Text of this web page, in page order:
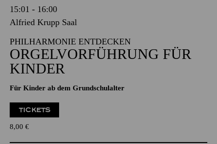
15:01 - 16:00
Alfried Krupp Saal
PHILHARMONIE ENTDECKEN
ORGEL­VORFÜHRUNG FÜR
KINDER
Für Kinder ab dem Grundschulalter
TICKETS
8,00 €